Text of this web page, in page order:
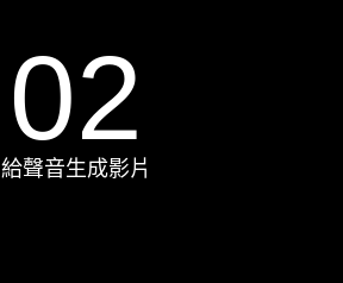
02
給聲音生成影片